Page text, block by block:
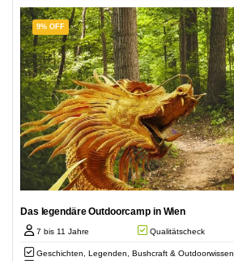
9% OFF
Das legendäre Outdoorcamp in Wien
7 bis 11 Jahre Qualitätscheck
Geschichten, Legenden, Bushcraft & Outdoorwissen